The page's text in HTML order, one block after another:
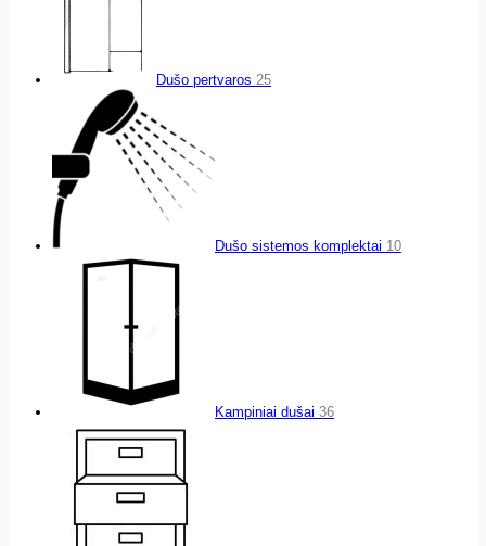
Dušo pertvaros 25
Dušo sistemos komplektai 10
Kampiniai dušai 36